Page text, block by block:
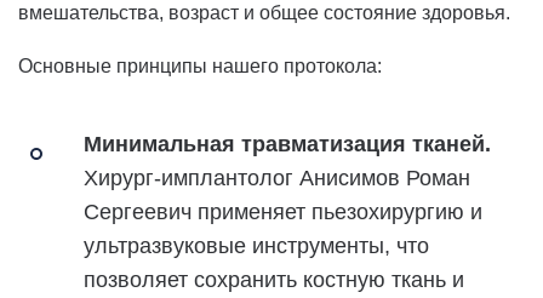
вмешательства, возраст и общее состояние здоровья.
Основные принципы нашего протокола:
Минимальная травматизация тканей.
Хирург-имплантолог Анисимов Роман
Сергеевич применяет пьезохирургию и
ультразвуковые инструменты, что
позволяет сохранить костную ткань и